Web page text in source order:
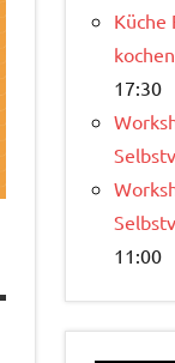
Küche
17:30
11:00